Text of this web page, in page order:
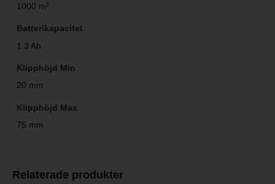
1000 m²
Batterikapacitet
1.3 Ah
Klipphöjd Min
20 mm
Klipphöjd Max
75 mm
Relaterade produkter